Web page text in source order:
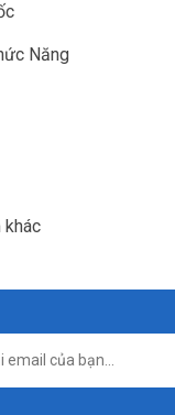
Năng
khác